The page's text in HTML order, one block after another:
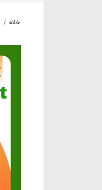
خانه